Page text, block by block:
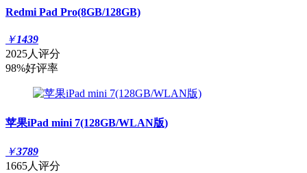
Redmi Pad Pro(8GB/128GB)
￥1439
2025人评分
98%好评率
苹果iPad mini 7(128GB/WLAN版)
￥3789
1665人评分